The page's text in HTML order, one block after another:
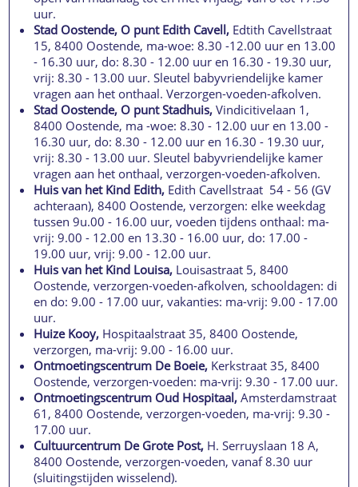
uur.
Stad Oostende, O punt Edith Cavell, Edtith Cavellstraat
15, 8400 Oostende, ma-woe: 8.30 -12.00 uur en 13.00
- 16.30 uur, do: 8.30 - 12.00 uur en 16.30 - 19.30 uur,
vrij: 8.30 - 13.00 uur. Sleutel babyvriendelijke kamer
vragen aan het onthaal. Verzorgen-voeden-afkolven.
Stad Oostende, O punt Stadhuis,Vindicitivelaan 1,
8400 Oostende, ma -woe: 8.30 - 12.00 uur en 13.00 -
16.30 uur, do: 8.30 - 12.00 uur en 16.30 - 19.30 uur,
vrij: 8.30 - 13.00 uur. Sleutel babyvriendelijke kamer
vragen aan het onthaal, verzorgen-voeden-afkolven.
Huis van het Kind Edith, Edith Cavellstraat 54 - 56 (GV
achteraan), 8400 Oostende, verzorgen: elke weekdag
tussen 9u.00 - 16.00 uur, voeden tijdens onthaal: ma-
vrij: 9.00 - 12.00 en 13.30 - 16.00 uur, do: 17.00 -
19.00 uur, vrij: 9.00 - 12.00 uur.
Huis van het Kind Louisa, Louisastraat 5, 8400
Oostende, verzorgen-voeden-afkolven, schooldagen: di
en do: 9.00 - 17.00 uur, vakanties: ma-vrij: 9.00 - 17.00
uur.
Huize Kooy, Hospitaalstraat 35, 8400 Oostende,
verzorgen, ma-vrij: 9.00 - 16.00 uur.
Ontmoetingscentrum De Boeie, Kerkstraat 35, 8400
Oostende, verzorgen-voeden: ma-vrij: 9.30 - 17.00 uur.
Ontmoetingscentrum Oud Hospitaal,Amsterdamstraat
61, 8400 Oostende, verzorgen-voeden, ma-vrij: 9.30 -
17.00 uur.
Cultuurcentrum De Grote Post, H. Serruyslaan 18 A,
8400 Oostende, verzorgen-voeden, vanaf 8.30 uur
(sluitingstijden wisselend).